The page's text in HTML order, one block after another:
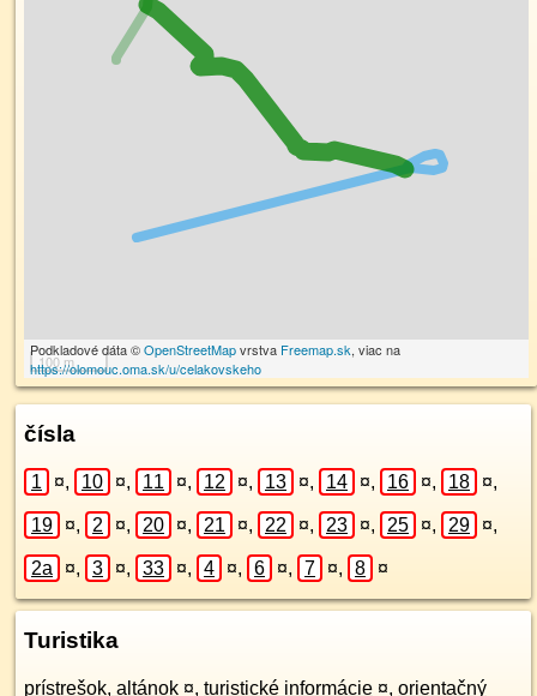
100 m
Podkladové dáta ©OpenStreetMapvrstva Freemap.sk, viac na
https://olomouc.oma.sk/u/celakovskeho
čísla
1 ¤, 10 ¤, 11 ¤, 12 ¤, 13 ¤, 14 ¤, 16 ¤, 18 ¤,
19 ¤, 2 ¤, 20 ¤, 21 ¤, 22 ¤, 23 ¤, 25 ¤, 29 ¤,
2a ¤, 3 ¤, 33 ¤, 4 ¤, 6 ¤, 7 ¤, 8 ¤
Turistika
prístrešok, altánok ¤, turistické informácie ¤, orientačný